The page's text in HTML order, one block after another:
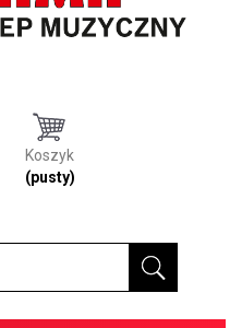
Koszyk
(pusty)